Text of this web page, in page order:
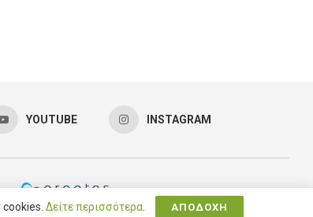
YOUTUBE INSTAGRAM
Δείτε περισσότερα ΑΠΟΔΟΧΗ